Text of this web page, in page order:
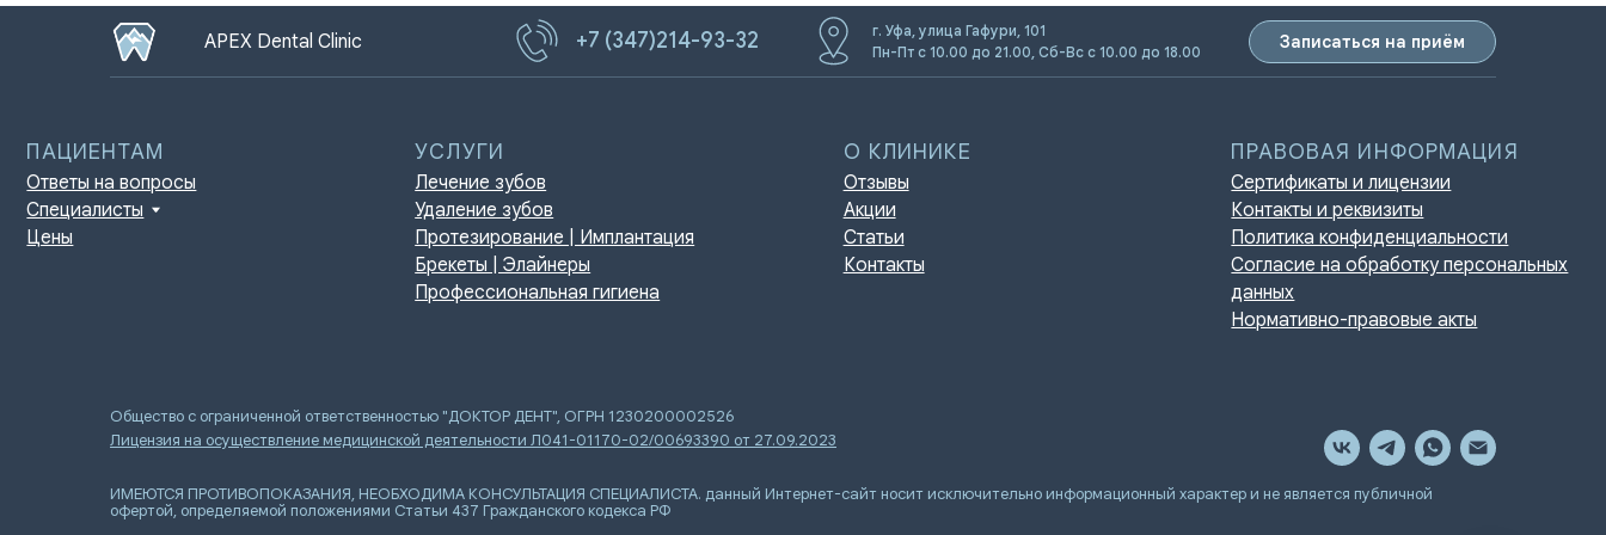
APEX Dental Clinic +7 (347)214-93-32
г. Уфа, улица Гафури, 101
Пн-Пт с 10.00 до 21.00, Сб-Вс с 10.00 до 18.00
Записаться на приём
ПАЦИЕНТАМ
Цены
УСЛУГИ
Протезирование | Имплантация
Брекеты | Элайнеры
Профессиональная гигиена
О КЛИНИКЕ ПРАВОВАЯ ИНФОРМАЦИЯ
Политика конфиденциальности
Согласие на обработку персональных
Нормативно-правовые акты
Общество с ограниченной ответственностью "ДОКТОР ДЕНТ", ОГРН 1230200002526
Лицензия на осуществление медицинской деятельности Л041-01170-02/00693390 от 27.09.2023
ИМЕЮТСЯ ПРОТИВОПОКАЗАНИЯ, НЕОБХОДИМА КОНСУЛЬТАЦИЯ СПЕЦИАЛИСТА. данный Интернет-сайт носит исключительно информационный характер и не является публичной
офертой, определяемой положениями Статьи 437 Гражданского кодекса РФ